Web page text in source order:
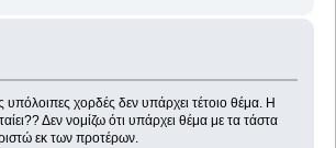
χορδές δεν υπάρχει τέτοιο θέμα. Η
Δεν νομίζω ότι υπάρχει θέμα με τα τάστα
εκ των προτέρων.